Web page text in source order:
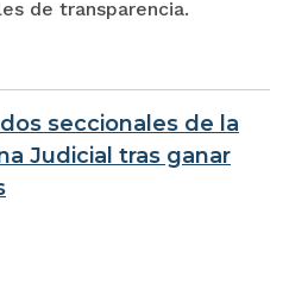
de transparencia.
seccionales de la
Judicial tras ganar